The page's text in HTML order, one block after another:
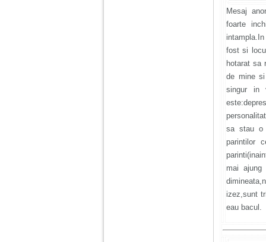
Mesaj
foarte
fost si
hotarat sa
de mine
singur in
sa stau o
parintilor
mai ajung
izez,sunt
eau bacul.